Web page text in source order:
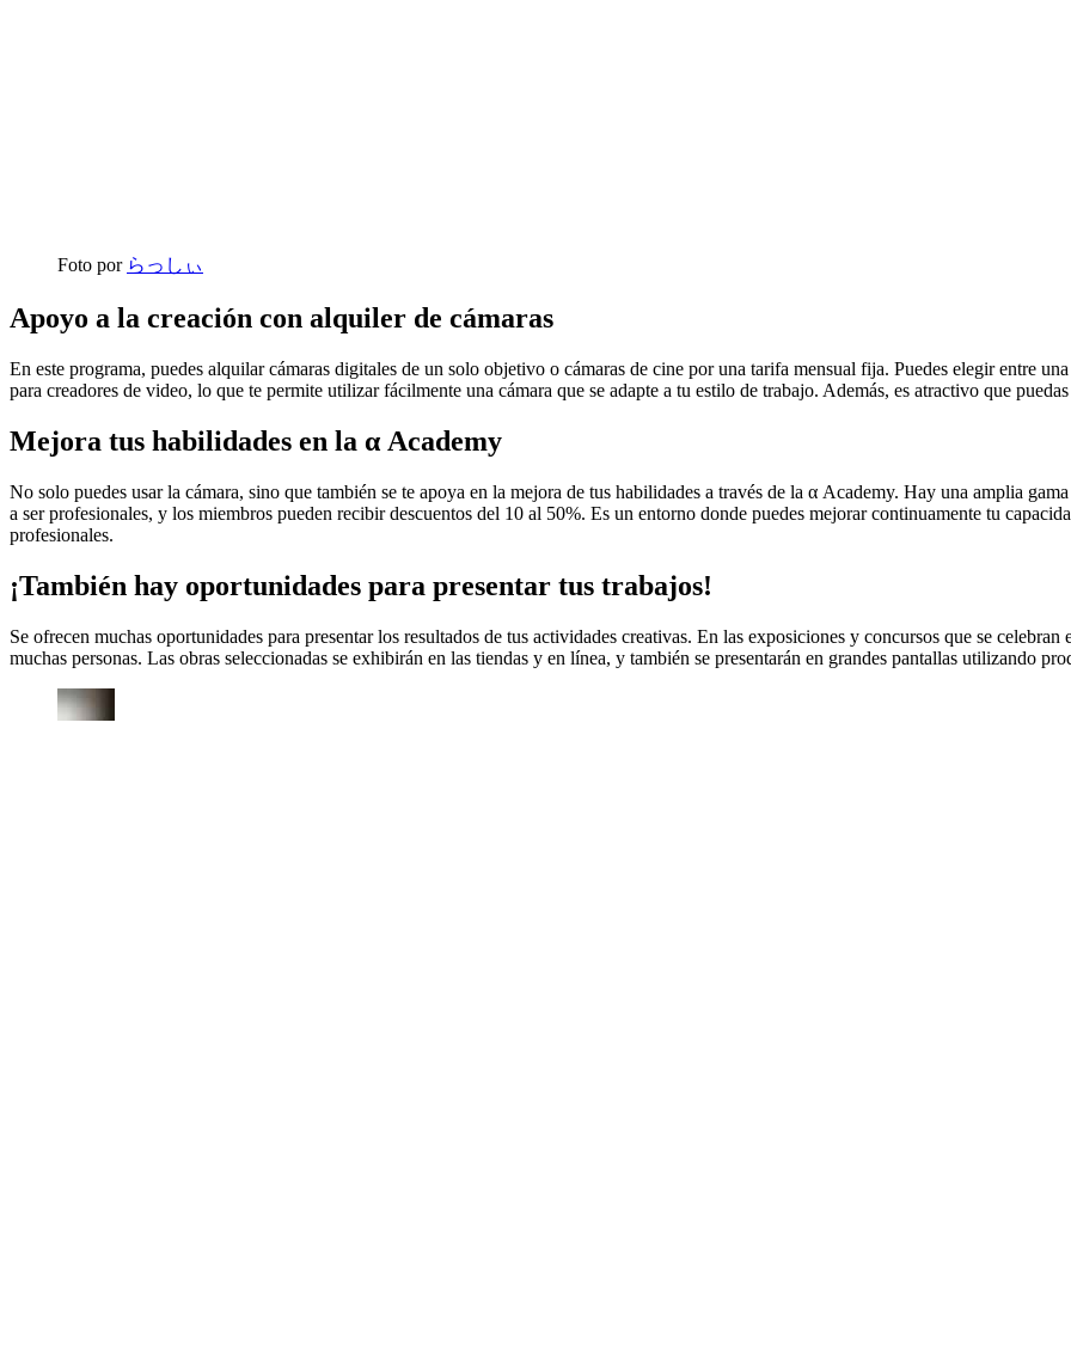
Foto por らっしぃ
Apoyo a la creación con alquiler de cámaras
En este programa, puedes alquilar cámaras digitales de un solo objetivo o cámaras de cine por una tarifa mensual fija. Puedes elegir entre
para creadores de video, lo que te permite utilizar fácilmente una cámara que se adapte a tu estilo de trabajo. Además, es atractivo que
Mejora tus habilidades en la α Academy
No solo puedes usar la cámara, sino que también se te apoya en la mejora de tus habilidades a través de la α Academy. Hay una amplia
a ser profesionales, y los miembros pueden recibir descuentos del 10 al 50%. Es un entorno donde puedes mejorar continuamente tu
profesionales.
¡También hay oportunidades para presentar tus trabajos!
Se ofrecen muchas oportunidades para presentar los resultados de tus actividades creativas. En las exposiciones y concursos que se
muchas personas. Las obras seleccionadas se exhibirán en las tiendas y en línea, y también se presentarán en grandes pantallas utilizando